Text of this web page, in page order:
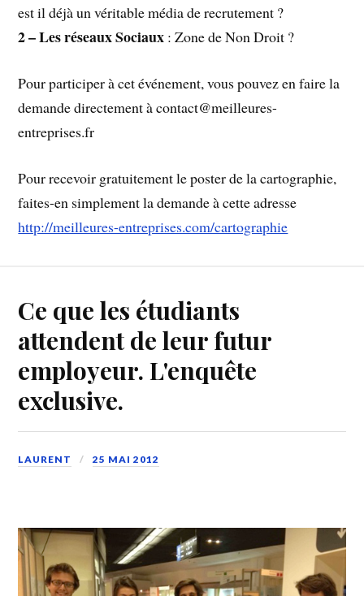
est il déjà un véritable média de recrutement ?
2 – Les réseaux Sociaux : Zone de Non Droit ?
Pour participer à cet événement, vous pouvez en faire la
demande directement à contact@meilleures-
entreprises.fr
Pour recevoir gratuitement le poster de la cartographie,
faites-en simplement la demande à cette adresse
http://meilleures-entreprises.com/cartographie
Ce que les étudiants
attendent de leur futur
employeur. L'enquête
exclusive.
LAURENT 25 MAI 2012